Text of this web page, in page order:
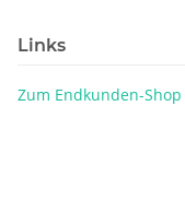
Links
Zum Endkunden-Shop